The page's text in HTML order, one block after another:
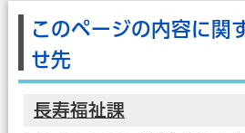
このページの内容に関
せ先
長寿福祉課